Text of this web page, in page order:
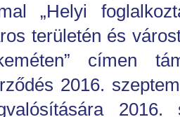
„Helyi
területén és
címen
2016.